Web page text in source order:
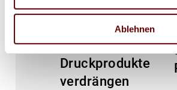
Ablehnen
zuletzt? – Wie
Vorgaben
Druckprodukte
verdrängen